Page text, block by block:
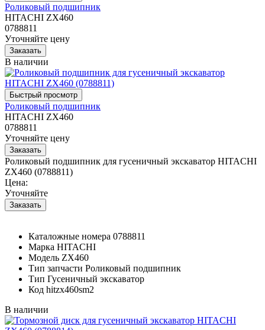
Роликовый подшипник
HITACHI ZX460
0788811
Уточняйте цену
В наличии
Роликовый подшипник
HITACHI ZX460
0788811
Уточняйте цену
Роликовый подшипник для гусеничный экскаватор HITACHI
ZX460 (0788811)
Цена:
Уточняйте
Каталожные номера 0788811
Марка HITACHI
Модель ZX460
Тип запчасти Роликовый подшипник
Тип Гусеничный экскаватор
Код hitzx460sm2
В наличии